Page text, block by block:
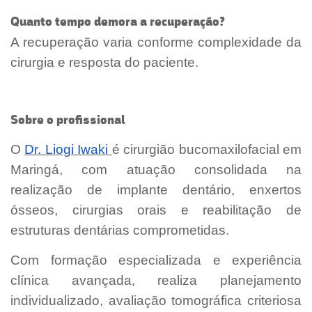
Quanto tempo demora a recuperação?
A recuperação varia conforme complexidade da
cirurgia e resposta do paciente.
Sobre o profissional
O Dr. Liogi Iwaki é cirurgião bucomaxilofacial em
Maringá, com atuação consolidada na
realização de implante dentário, enxertos
ósseos, cirurgias orais e reabilitação de
estruturas dentárias comprometidas.
Com formação especializada e experiência
clínica avançada, realiza planejamento
individualizado, avaliação tomográfica criteriosa